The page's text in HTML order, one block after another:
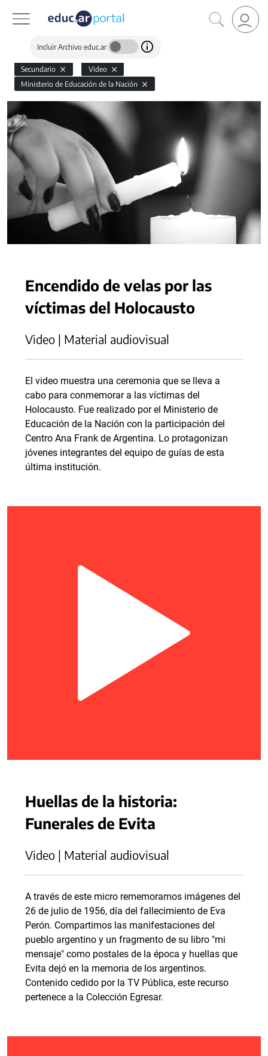
Incluir Archivo educ.ar
Secundario
Video
Ministerio de Educación de la Nación
Encendido de velas por las
víctimas del Holocausto
Video | Material audiovisual
El video muestra una ceremonia que se lleva a
cabo para conmemorar a las víctimas del
Holocausto. Fue realizado por el Ministerio de
Educación de la Nación con la participación del
Centro Ana Frank de Argentina. Lo protagonizan
jóvenes integrantes del equipo de guías de esta
última institución.
Huellas de la historia:
Funerales de Evita
Video | Material audiovisual
A través de este micro rememoramos imágenes del
26 de julio de 1956, día del fallecimiento de Eva
Perón. Compartimos las manifestaciones del
pueblo argentino y un fragmento de su libro "mi
mensaje" como postales de la época y huellas que
Evita dejó en la memoria de los argentinos.
Contenido cedido por la TV Pública, este recurso
pertenece a la Colección Egresar.